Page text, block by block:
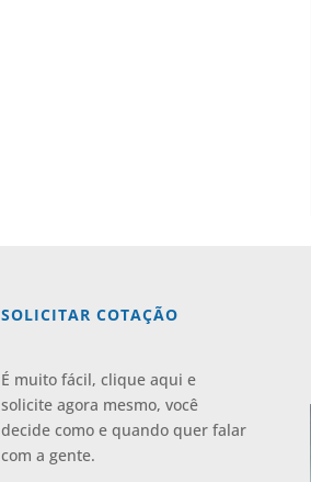
SOLICITAR COTAÇÃO
É muito fácil, clique aqui e
solicite agora mesmo, você
decide como e quando quer falar
com a gente.